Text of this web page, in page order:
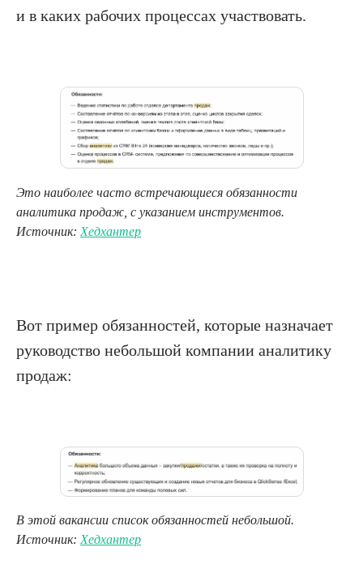
и в каких рабочих процессах участвовать.
Это наиболее часто встречающиеся обязанности
аналитика продаж, с указанием инструментов.
Источник: Хедхантер
Вот пример обязанностей, которые назначает
руководство небольшой компании аналитику
продаж:
В этой вакансии список обязанностей небольшой.
Источник: Хедхантер